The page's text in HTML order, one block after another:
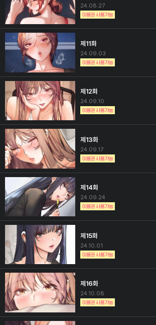
24.08.27
제11화
24.09.03
제12화
24.09.10
제13화
24.09.17
제14화
24.09.24
제15화
24.10.01
제16화
24.10.08